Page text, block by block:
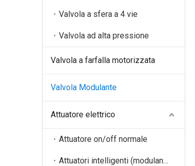
Valvola a sfera a 4 vie
Valvola ad alta pressione
Valvola a farfalla motorizzata
Valvola Modulante
Attuatore elettrico
Attuatore on/off normale
Attuatori intelligenti (modulanti, Modbus, ecc.)